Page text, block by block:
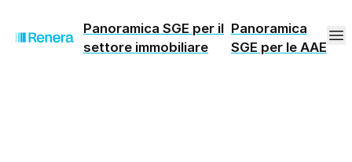
Panoramica SGE per il
settore immobiliare
Panoramica
SGE per le AAE